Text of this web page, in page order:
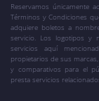
Reservamos únicamente
Términos y Condiciones
adquiere boletos a
servicio. Los logotipos y
servicios aquí
propietarios de sus
y comparativos para el
presta servicios